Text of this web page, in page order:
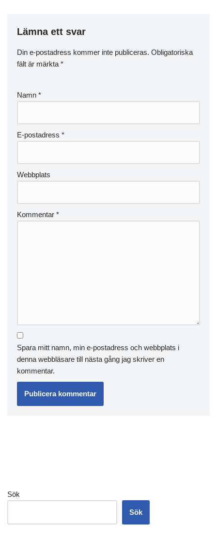
Lämna ett svar
Din e-postadress kommer inte publiceras. Obligatoriska
fält är märkta *
Namn *
E-postadress *
Webbplats
Kommentar *
Spara mitt namn, min e-postadress och webbplats i
denna webbläsare till nästa gång jag skriver en
kommentar.
Sök
Sök